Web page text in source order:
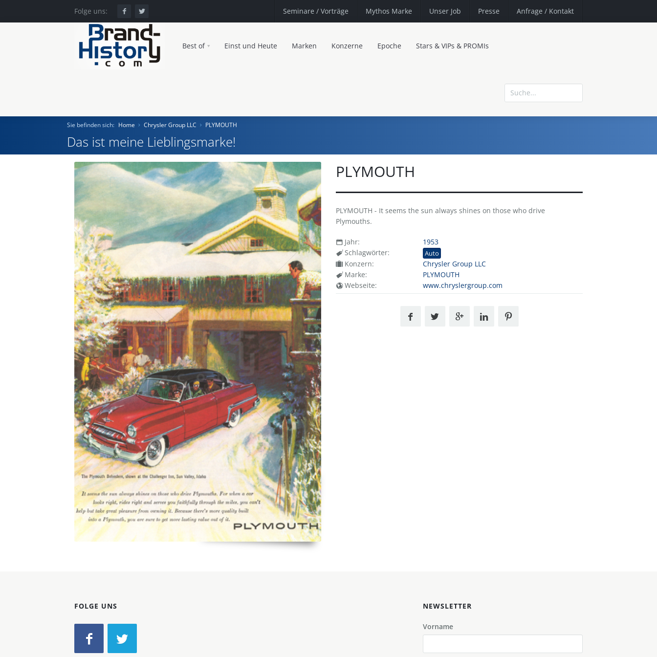
Folge uns: Seminare / Vorträge Mythos Marke Unser Job Presse Anfrage / Kontakt
Best of Einst und Heute Marken Konzerne Epoche Stars & VIPs & PROMIs
Home
Einst und Heute
Marken
Konzerne
Epoche
Sie befinden sich: Home Chrysler Group LLC PLYMOUTH
Das ist meine Lieblingsmarke!
PLYMOUTH
PLYMOUTH - It seems the sun always shines on those who drive
Plymouths.
Jahr:
1953
Schlagwörter:
Auto
Konzern:
Chrysler Group LLC
Marke:
PLYMOUTH
Webseite:
www.chryslergroup.com
FOLGE UNS NEWSLETTER
Vorname